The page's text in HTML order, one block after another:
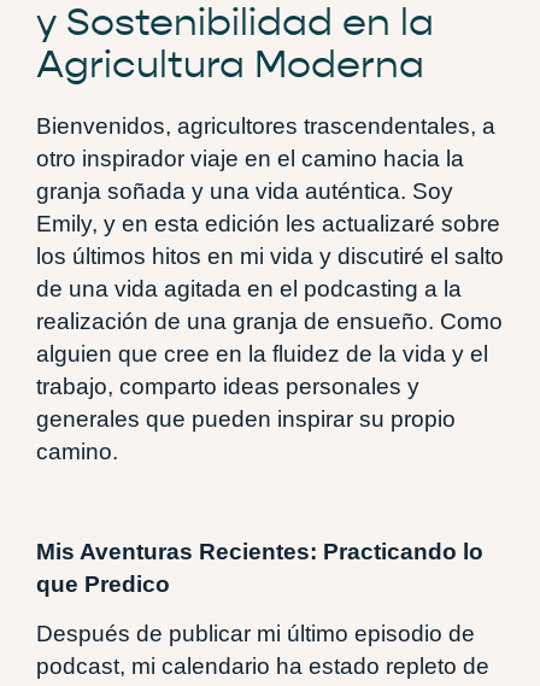
y Sostenibilidad en la
Agricultura Moderna
Bienvenidos, agricultores trascendentales, a
otro inspirador viaje en el camino hacia la
granja soñada y una vida auténtica. Soy
Emily, y en esta edición les actualizaré sobre
los últimos hitos en mi vida y discutiré el salto
de una vida agitada en el podcasting a la
realización de una granja de ensueño. Como
alguien que cree en la fluidez de la vida y el
trabajo, comparto ideas personales y
generales que pueden inspirar su propio
camino.
Mis Aventuras Recientes: Practicando lo
que Predico
Después de publicar mi último episodio de
podcast, mi calendario ha estado repleto de